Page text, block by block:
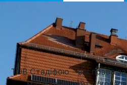
Підібрати
ТОВ Стадіфою - всі права